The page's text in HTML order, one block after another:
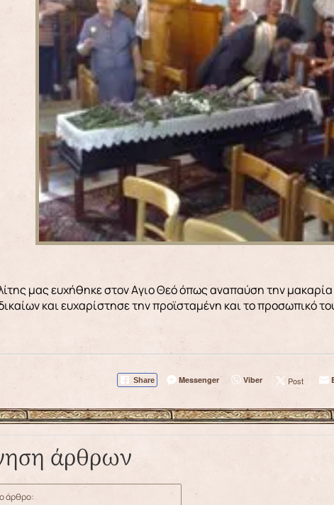
μας ευχήθηκε στον Aγιο Θεό όπως αναπαύση την
και ευχαρίστησε την προϊσταμένη και το προσωπικό
Share Messenger Viber Post
άρθρων
άρθρο: